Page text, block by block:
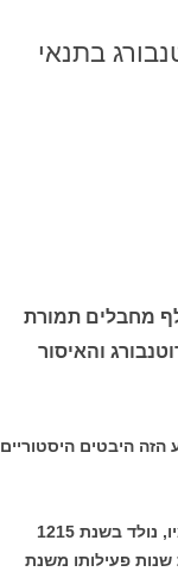
בתנאי
מחבלים תמורת
והאיסור
היבטים היסטוריים
רבי מאיר בן ברוך, המהר"ם, שנחשב גדול תלמידי החכמים במרכז אירופה בימיו, נולד בשנת 1215
שבדרום גרמניה ונפטר בשנת 1293. מרבית שנות פעילותו משנת